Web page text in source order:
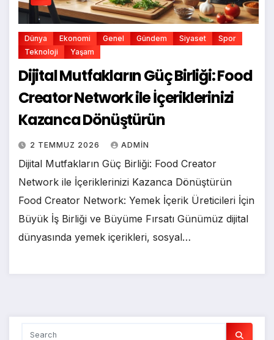
Dünya Ekonomi Genel Gündem Siyaset
Spor
Teknoloji
Yaşam
Dijital Mutfakların Güç Birliği: Food
Creator Network ile İçeriklerinizi
Kazanca Dönüştürün
2 TEMMUZ 2026 ADMIN
Dijital Mutfakların Güç Birliği: Food Creator
Network ile İçeriklerinizi Kazanca Dönüştürün
Food Creator Network: Yemek İçerik Üreticileri İçin
Büyük İş Birliği ve Büyüme Fırsatı Günümüz dijital
dünyasında yemek içerikleri, sosyal…